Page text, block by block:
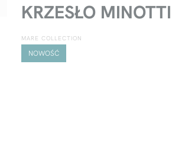
KRZESŁO MINOTTI
MARE COLLECTION
NOWOŚĆ